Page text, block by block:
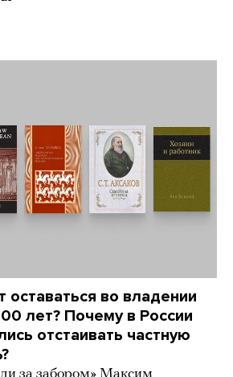
во владении
лет? Почему в России
отстаивать частную
за забором» Максим